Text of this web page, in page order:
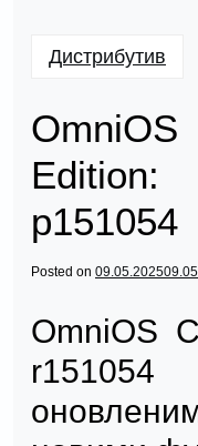
Дистрибутив
р151054
Posted on 09.05.2025
OmniOS